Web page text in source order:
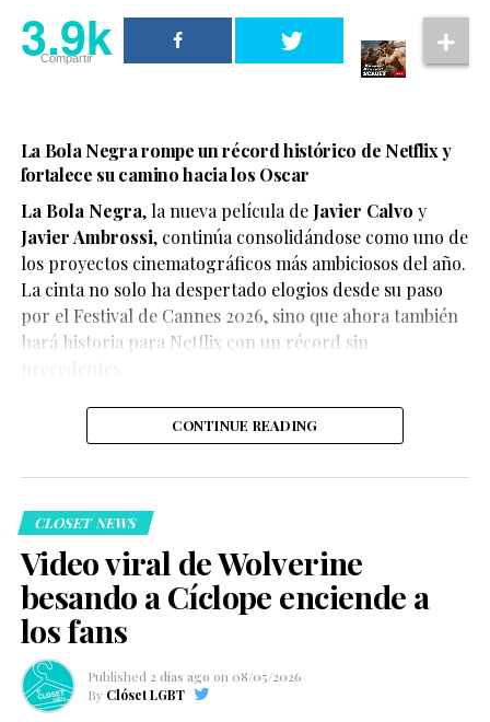
Según el medio estadounidense, Marvel Studios realizó
para interpretar al líder de los mutantes en el esperado
reinicio de la franquicia.
Hasta el momento, Marvel Studios no ha confirmado
oficialmente el casting, por lo que la información
debe considerarse un reporte y no un anuncio
oficial.
3.9k
Compartir
La Bola Negra rompe un récord histórico de Netflix y
fortalece su camino hacia los Oscar
La Bola Negra, la nueva película de Javier Calvo y
Javier Ambrossi, continúa consolidándose como uno de
los proyectos cinematográficos más ambiciosos del año.
La cinta no solo ha despertado elogios desde su paso
por el Festival de Cannes 2026, sino que ahora también
hará historia para Netflix con un récord sin
CONTINUE READING
CLOSET NEWS
Video viral de Wolverine
besando a Cíclope enciende a
los fans
Published 2 días ago on 08/05/2026
By Clóset LGBT